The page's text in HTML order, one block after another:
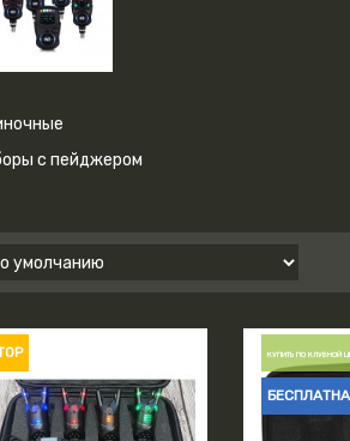
с пейджером
КУПИТЬ ПО КЛУБНОЙ